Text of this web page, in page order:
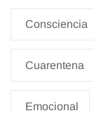
Consciencia
Cuarentena
Emocional